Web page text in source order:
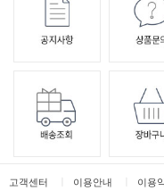
고객센터 이용안내 이용